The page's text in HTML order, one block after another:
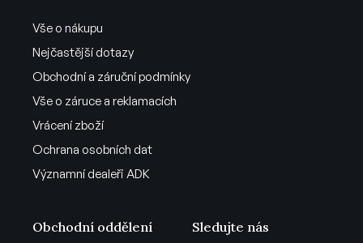
Vše o nákupu
Nejčastější dotazy
Obchodní a záruční podmínky
Vše o záruce a reklamacích
Vrácení zboží
Ochrana osobních dat
Významní dealeři ADK
Obchodní oddělení Sledujte nás